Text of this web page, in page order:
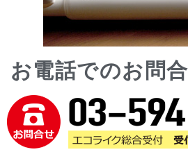
お電話でのお問